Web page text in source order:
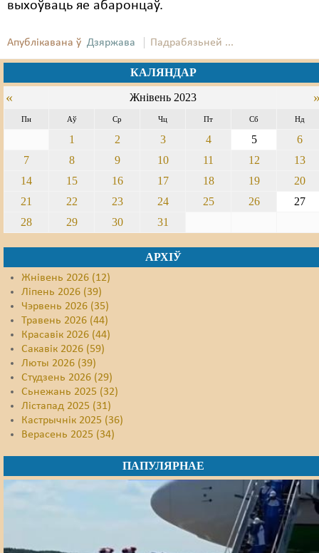
выхоўваць яе абаронцаў.
Апублікавана ў Дзяржава Падрабязьней ...
КАЛЯНДАР
« Жнівень 2023
Пн Аў Ср Чц Пт Сб Нд
1 2 3 4 5
6
7
8 9 10 11 12
13
14
15 16 17 18 19
20
21
22 23 24 25 26
27
28
29 30 31
АРХІЎ
Жнівень 2026 (12)
Ліпень 2026 (39)
Чэрвень 2026 (35)
Травень 2026 (44)
Красавік 2026 (44)
Сакавік 2026 (59)
Люты 2026 (39)
Студзень 2026 (29)
Сьнежань 2025 (32)
Лістапад 2025 (31)
Кастрычнік 2025 (36)
Верасень 2025 (34)
ПАПУЛЯРНАЕ